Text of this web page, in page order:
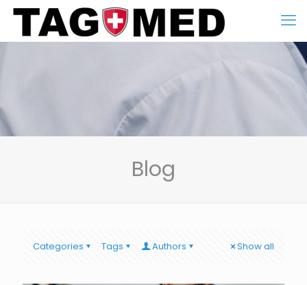
Blog
Categories Tags Authors Show all